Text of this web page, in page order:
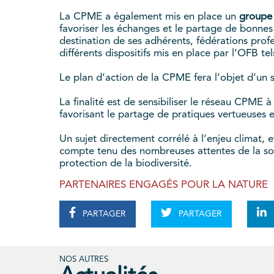
La CPME a également mis en place un
favoriser les échanges et le partage de
destination de ses adhérents, fédérations
différents dispositifs mis en place par l’OFB
Le plan d’action de la CPME fera l’objet
La finalité est de sensibiliser le réseau CPME
favorisant le partage de pratiques vertueuses
Un sujet directement corrélé à l’enjeu
compte tenu des nombreuses attentes de la
protection de la biodiversité.
PARTENAIRES ENGAGÉS POUR LA NATURE
PARTAGER PARTAGER
NOS AUTRES